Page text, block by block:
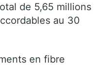
de 5,65 millions
au 30
en fibre